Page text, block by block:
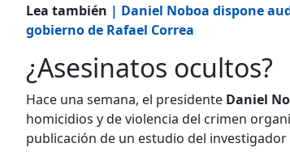
Lea también | Daniel Noboa dispone
gobierno de Rafael Correa
¿Asesinatos ocultos?
Hace una semana, el presidente Daniel
homicidios y de violencia del crimen
publicación de un estudio del